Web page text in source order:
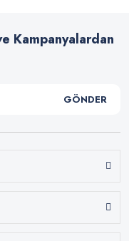
Kampanyalardan
GÖNDER